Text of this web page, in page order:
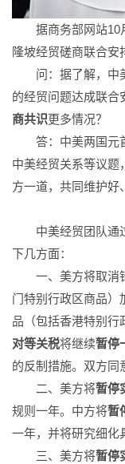
据商务部网站10月
隆坡经贸磋商联合安
问：据了解，中美
的经贸问题达成联合
商共识更多情况？
答：中美两国元
中美经贸关系等议题
方一道，共同维护好
中美经贸团队通过
下几方面：
一、美方将取消针
门特别行政区商品）
品（包括香港特别行
对等关税将继续暂停
的反制措施。双方同
二、美方将暂停
规则一年。中方将暂
一年，并将研究细化
三、美方将暂停